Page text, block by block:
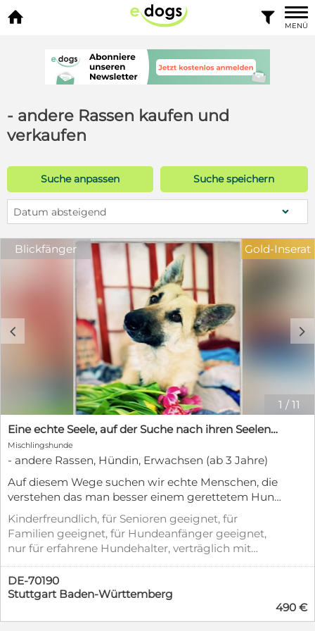
 
MENÜ
- andere Rassen kaufen und
verkaufen
Suche anpassen Suche speichern
Datum absteigend
Blickfänger
1 /11
c d
Gold-Inserat
Eine echte Seele, auf der Suche nach ihren Seelens-Menschen!
Mischlingshunde
- andere Rassen, Hündin, Erwachsen (ab 3 Jahre)
Auf diesem Wege suchen wir echte Menschen, die
verstehen das man besser einem gerettetem Hund
ein zu Hause schenken soll, als die Zucht zu
unterstützen! Den nur durch dieses Bewusstsein
wird die Welt sich verändern. Unsere Abby ist der
perfekte Beispiel dafür zu zeigen das auch ein
Hund der schon so vieles erlebt hat, alles richtig
machen kann. Den in ihrem Leben kannte sie bis
jetzt nichts anderes als ein Zwinger und die vier
Kinderfreundlich, für Senioren geeignet, für
Familien geeignet, für Hundeanfänger geeignet,
nur für erfahrene Hundehalter, verträglich mit
anderen Hunden, verträglich mit Katzen,
kastriert/sterilisiert, geimpft (mind.
Pflichtimpfungen), entwurmt, gechipt, mit EU-
DE-70190
Stuttgart Baden-Württemberg
490 €